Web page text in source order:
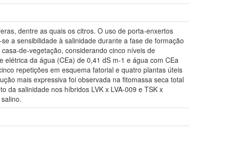
dentre as quais os citros. O uso de porta-enxertos
a sensibilidade à salinidade durante a fase de formação
de-vegetação, considerando cinco níveis de
da água (CEa) de 0,41 dS m-1 e água com CEa
repetições em esquema fatorial e quatro plantas úteis
mais expressiva foi observada na fitomassa seca total
da salinidade nos híbridos LVK x LVA-009 e TSK x